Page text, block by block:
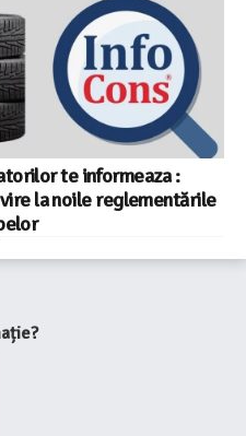
te informeaza :
la noile reglementările